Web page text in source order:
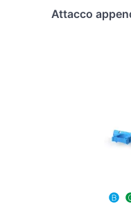
Attacco